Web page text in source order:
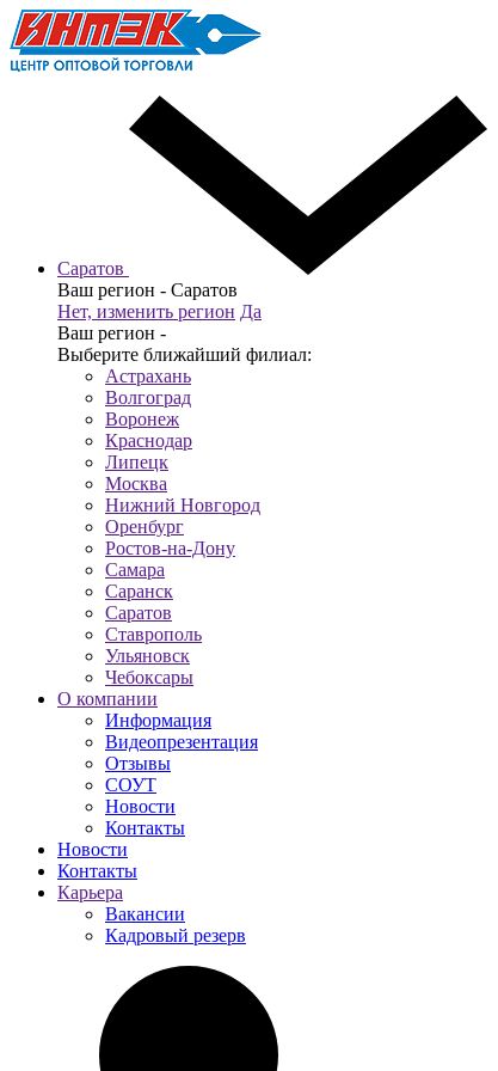
Саратов
Ваш регион - Саратов
Нет, изменить регион Да
Ваш регион -
Выберите ближайший филиал:
Астрахань
Волгоград
Воронеж
Краснодар
Липецк
Москва
Нижний Новгород
Оренбург
Ростов-на-Дону
Самара
Саранск
Саратов
Ставрополь
Ульяновск
Чебоксары
О компании
Информация
Видеопрезентация
Отзывы
СОУТ
Новости
Контакты
Новости
Контакты
Карьера
Вакансии
Кадровый резерв